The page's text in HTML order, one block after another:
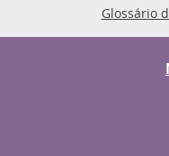
Glossário